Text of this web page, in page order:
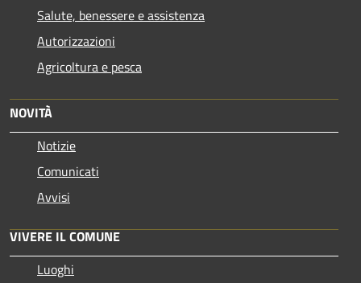
Salute, benessere e assistenza
Autorizzazioni
Agricoltura e pesca
NOVITÀ
Notizie
Comunicati
Avvisi
VIVERE IL COMUNE
Luoghi